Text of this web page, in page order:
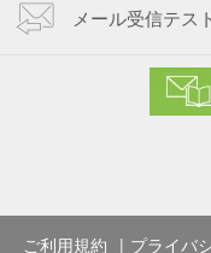
メール受信テスト
ご利用規約 プライバ